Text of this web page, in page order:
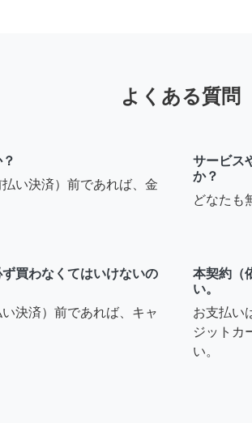
よくある質問
い決済）前であれば、金
サービス
か？
どなたも
買わなくてはいけないの
決済）前であれば、キャ
本契約（
い。
お支払い
ジットカ
い。